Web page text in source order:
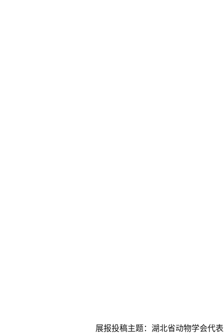
展报投稿主题：湖北省动物学会代